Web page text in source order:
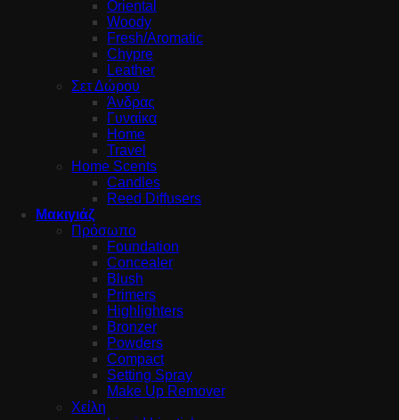
Oriental
Woody
Fresh/Aromatic
Chypre
Leather
Σετ Δώρου
Άνδρας
Γυναίκα
Home
Travel
Home Scents
Candles
Reed Diffusers
Μακιγιάζ
Πρόσωπο
Foundation
Concealer
Blush
Primers
Highlighters
Bronzer
Powders
Compact
Setting Spray
Make Up Remover
Χείλη